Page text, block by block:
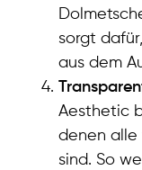
sorgt
aus dem
Aesthetic
denen alle
sind. So